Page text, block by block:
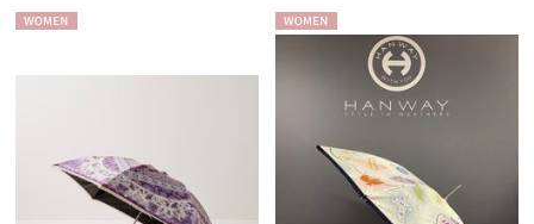
カテゴリー
WOME